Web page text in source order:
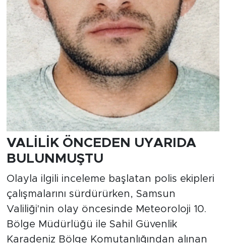
VALİLİK ÖNCEDEN UYARIDA
BULUNMUŞTU
Olayla ilgili inceleme başlatan polis ekipleri
çalışmalarını sürdürürken, Samsun
Valiliği'nin olay öncesinde Meteoroloji 10.
Bölge Müdürlüğü ile Sahil Güvenlik
Karadeniz Bölge Komutanlığından alınan